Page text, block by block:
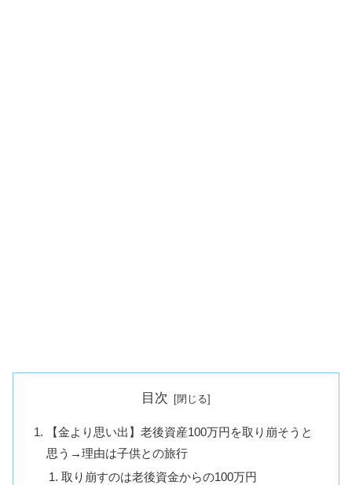
目次
【金より思い出】老後資産100万円を取り崩そうと
思う→理由は子供との旅行
取り崩すのは老後資金からの100万円